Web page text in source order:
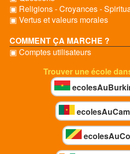
▣ Religions - Croyances -
▣ Vertus et valeurs morales
COMMENT ÇA MARCHE ?
▣ Comptes utilisateurs
Trouver une école